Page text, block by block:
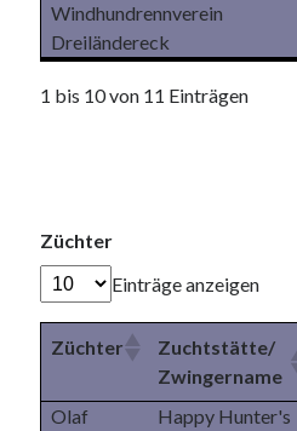
Windhundrennverein
Dreiländereck
1 bis 10 von 11 Einträgen
Züchter
Einträge anzeigen
Züchter
Zuchtstätte/
Zwingername
Olaf
Happy Hunter's